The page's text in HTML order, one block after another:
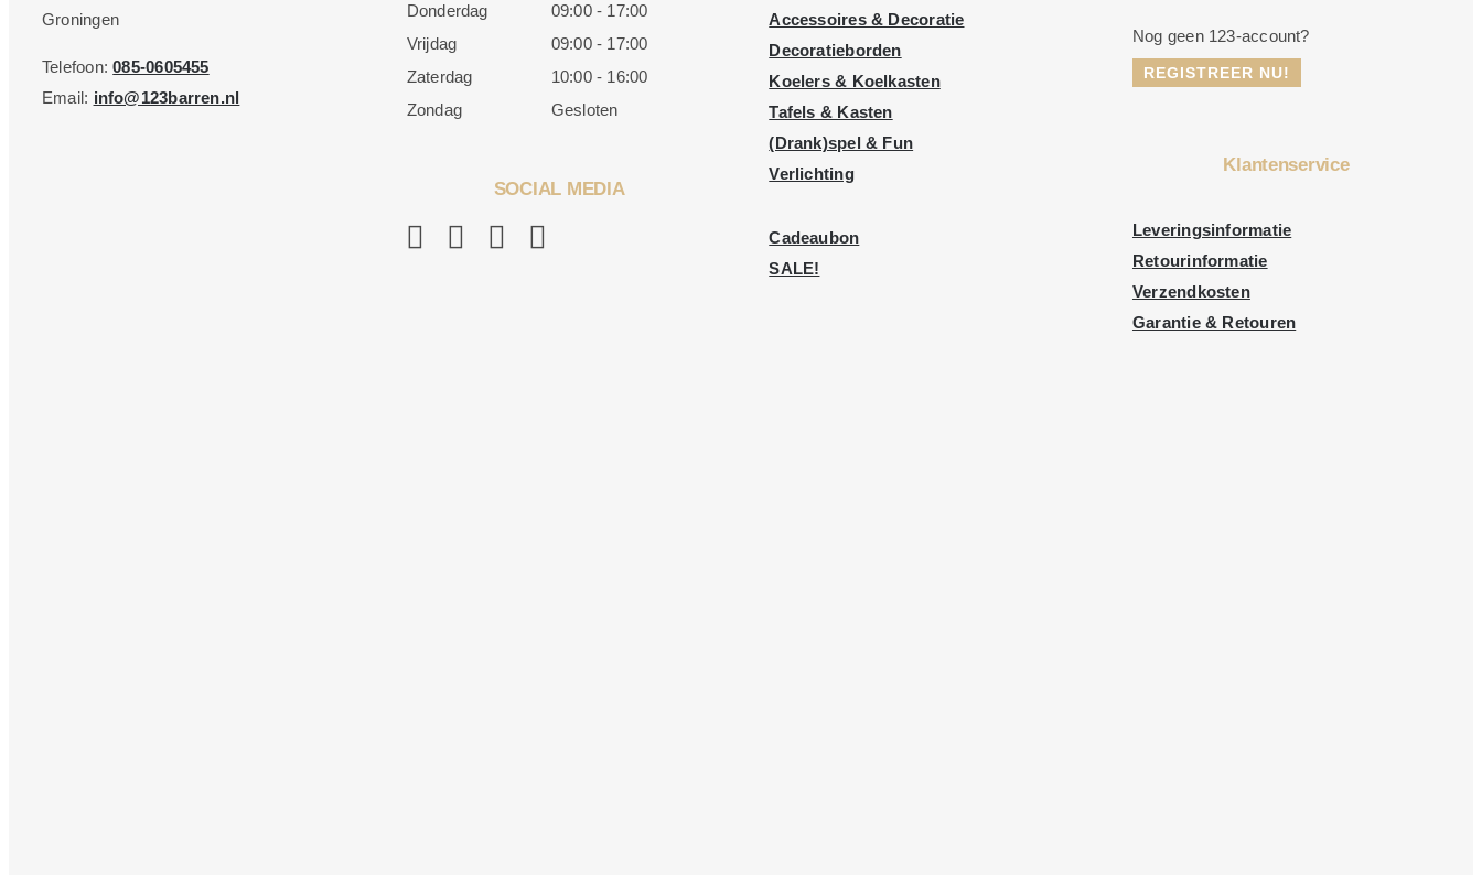
Groningen
Telefoon:085-0605455
Email: info@123barren.nl
Donderdag
09:00 - 17:00
Vrijdag
09:00 - 17:00
Zaterdag
10:00 - 16:00
Zondag
Gesloten
SOCIAL MEDIA
Accessoires & Decoratie
Decoratieborden
Koelers & Koelkasten
Tafels & Kasten
(Drank)spel & Fun
Verlichting
Cadeaubon
SALE!
Nog geen 123-account?
REGISTREER NU!
Klantenservice
Leveringsinformatie
Retourinformatie
Verzendkosten
Garantie & Retouren